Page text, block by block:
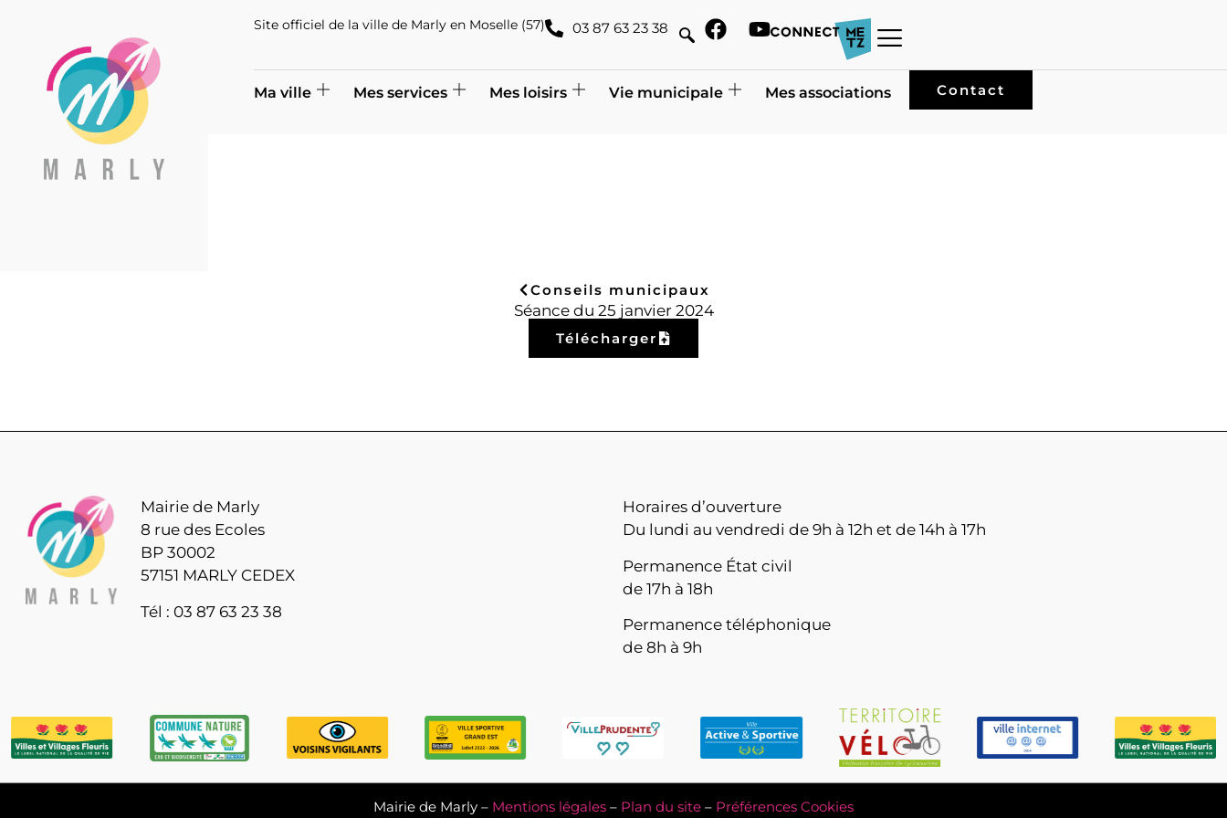
Site officiel de la ville de Marly en Moselle (57) 03 87 63 23 38
Ma ville Mes services Mes loisirs Vie municipale Mes associations Contact
Conseils municipaux
Séance du 25 janvier 2024
Télécharger
Mairie de Marly
8 rue des Ecoles
BP 30002
57151 MARLY CEDEX
Tél : 03 87 63 23 38
Horaires d’ouverture
Du lundi au vendredi de 9h à 12h et de 14h à 17h
Permanence État civil
de 17h à 18h
Permanence téléphonique
de 8h à 9h
Mairie de Marly – Mentions légales – Plan du site – Préférences Cookies